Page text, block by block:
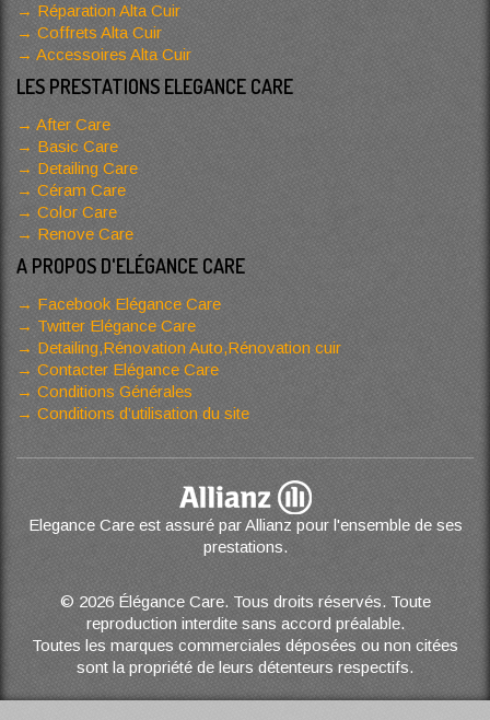
Réparation Alta Cuir
Coffrets Alta Cuir
Accessoires Alta Cuir
LES PRESTATIONS ELEGANCE CARE
After Care
Basic Care
Detailing Care
Céram Care
Color Care
Renove Care
A PROPOS D'ELÉGANCE CARE
Facebook Elégance Care
Twitter Elégance Care
Detailing,Rénovation Auto,Rénovation cuir
Contacter Elégance Care
Conditions Générales
Conditions d’utilisation du site
Elegance Care est assuré par Allianz pour l'ensemble de ses
prestations.
© 2026 Élégance Care. Tous droits réservés. Toute
reproduction interdite sans accord préalable.
Toutes les marques commerciales déposées ou non citées
sont la propriété de leurs détenteurs respectifs.